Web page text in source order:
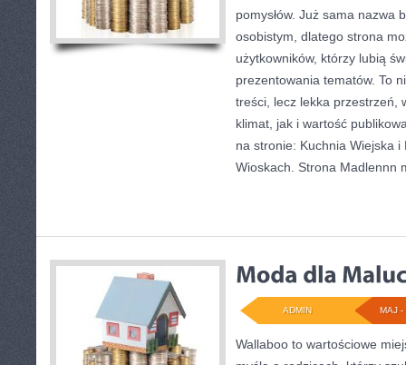
pomysłów. Już sama nazwa
osobistym, dlatego strona
użytkowników, którzy lubią
prezentowania tematów. To
treści, lecz lekka przestrzeń,
klimat, jak i wartość
na stronie: Kuchnia Wiejska i
Wioskach. Strona Madlennn
MAJ -
ADMIN
Wallaboo to wartościowe